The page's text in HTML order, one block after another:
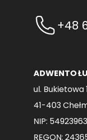
+48
ADWENTO
ul. Bukietowa
41-403
NIP:
REGON: